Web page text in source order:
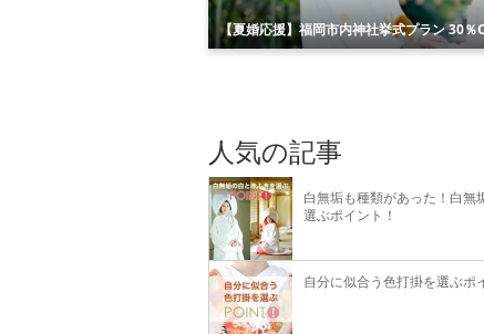
【夏婚応援】福岡市内神社挙式プラン 30％
人気の記事
白無垢も種類があった！白無
選ぶポイント！
自分に似合う色打掛を選ぶポ